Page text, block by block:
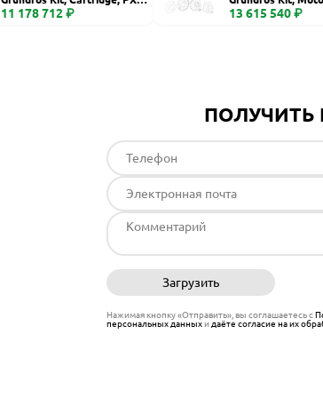
260, Ceramic
11 178 712 ₽
6 S fr74
13 615 540 ₽
ПОЛУЧИТЬ
Загрузить
Нажимая кнопку «Отправить», вы соглашаетесь с
персональных данныхи даёте согласие на их